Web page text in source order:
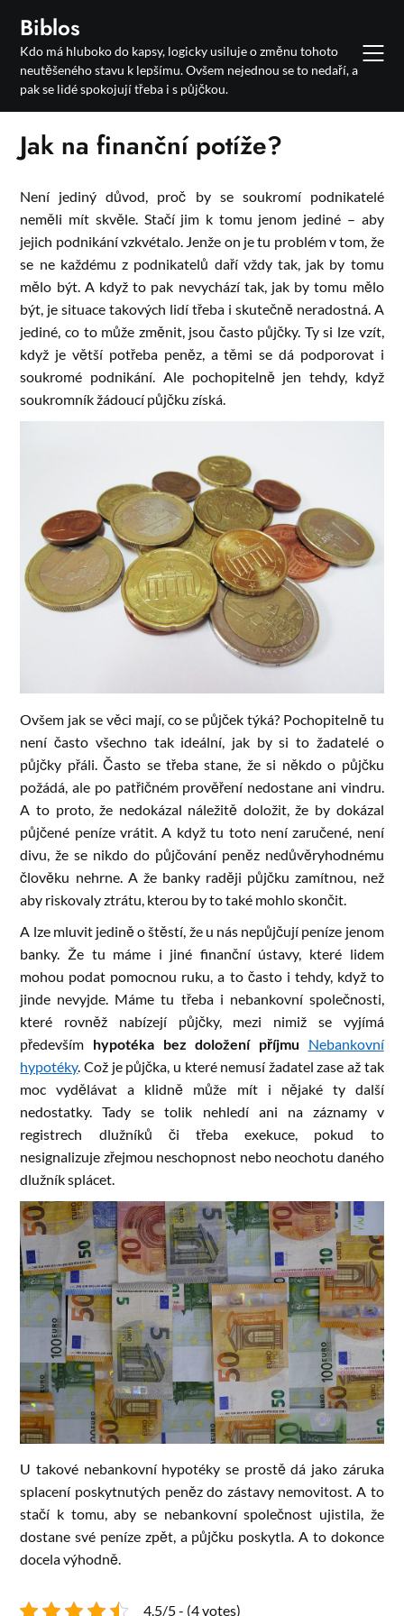
content
Biblos
Kdo má hluboko do kapsy, logicky usiluje o změnu tohoto
neutěšeného stavu k lepšímu. Ovšem nejednou se to nedaří, a
pak se lidé spokojují třeba i s půjčkou.
Jak na finanční potíže?
Není jediný důvod, proč by se soukromí podnikatelé
neměli mít skvěle. Stačí jim k tomu jenom jediné – aby
jejich podnikání vzkvétalo. Jenže on je tu problém v tom, že
se ne každému z podnikatelů daří vždy tak, jak by tomu
mělo být. A když to pak nevychází tak, jak by tomu mělo
být, je situace takových lidí třeba i skutečně neradostná. A
jediné, co to může změnit, jsou často půjčky. Ty si lze vzít,
když je větší potřeba peněz, a těmi se dá podporovat i
soukromé podnikání. Ale pochopitelně jen tehdy, když
soukromník žádoucí půjčku získá.
Ovšem jak se věci mají, co se půjček týká? Pochopitelně tu
není často všechno tak ideální, jak by si to žadatelé o
půjčky přáli. Často se třeba stane, že si někdo o půjčku
požádá, ale po patřičném prověření nedostane ani vindru.
A to proto, že nedokázal náležitě doložit, že by dokázal
půjčené peníze vrátit. A když tu toto není zaručené, není
divu, že se nikdo do půjčování peněz nedůvěryhodnému
člověku nehrne. A že banky raději půjčku zamítnou, než
aby riskovaly ztrátu, kterou by to také mohlo skončit.
A lze mluvit jedině o štěstí, že u nás nepůjčují peníze jenom
banky. Že tu máme i jiné finanční ústavy, které lidem
mohou podat pomocnou ruku, a to často i tehdy, když to
jinde nevyjde. Máme tu třeba i nebankovní společnosti,
které rovněž nabízejí půjčky, mezi nimiž se vyjímá
především hypotéka bez doložení příjmu
Nebankovní
hypotéky. Což je půjčka, u které nemusí žadatel zase až tak
moc vydělávat a klidně může mít i nějaké ty další
nedostatky. Tady se tolik nehledí ani na záznamy v
registrech dlužníků či třeba exekuce, pokud to
nesignalizuje zřejmou neschopnost nebo neochotu daného
dlužník splácet.
U takové nebankovní hypotéky se prostě dá jako záruka
splacení poskytnutých peněz do zástavy nemovitost. A to
stačí k tomu, aby se nebankovní společnost ujistila, že
dostane své peníze zpět, a půjčku poskytla. A to dokonce
docela výhodně.
4.5/5 - (4 votes)